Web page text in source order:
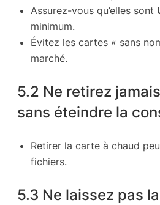
Assurez-vous qu’elles sont
minimum.
Évitez les cartes « sans
marché.
5.2 Ne retirez
sans éteindre la
Retirer la carte à chaud
fichiers.
5.3 Ne laissez pas